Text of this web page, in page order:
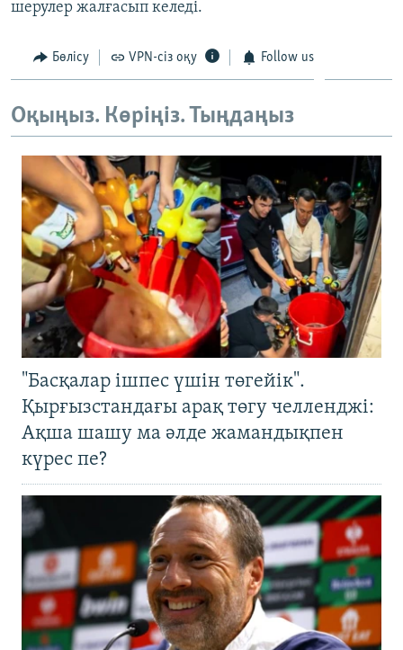
шерулер жалғасып келеді.
Бөлісу VPN-сіз оқу Follow us
Оқыңыз. Көріңіз. Тыңдаңыз
"Басқалар ішпес үшін төгейік".
Қырғызстандағы арақ төгу челленджі:
Ақша шашу ма әлде жамандықпен
күрес пе?